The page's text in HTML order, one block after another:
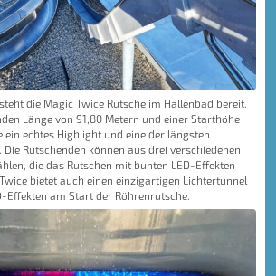
die Magic Twice Rutsche im Hallenbad bereit.
Länge von 91,80 Metern und einer Starthöhe
ein echtes Highlight und eine der längsten
Rutschenden können aus drei verschiedenen
die das Rutschen mit bunten LED-Effekten
bietet auch einen einzigartigen Lichtertunnel
am Start der Röhrenrutsche.